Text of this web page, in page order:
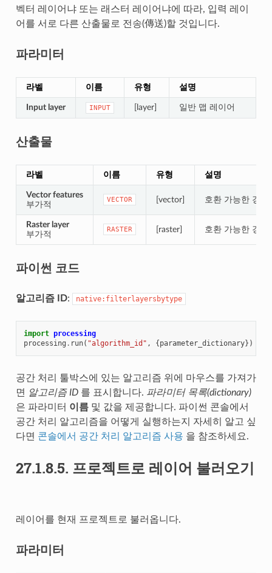
벡터 레이어냐 또는 래스터 레이어냐에 따라, 입력 레이
어를 서로 다른 산출물로 전송(傳送)할 것입니다.
파라미터
라벨 이름 유형 설명
Input layer INPUT [layer] 일반 맵 레이어
산출물
라벨 이름 유형 설명
Vector features
부가적
VECTOR [vector] 호환 가능한 경우
Raster layer
부가적
RASTER [raster] 호환 가능한 경우
파이썬 코드
알고리즘 ID: native:filterlayersbytype
import processing
processing . run( "algorithm_id" , {parameter_dictionary})
공간 처리 툴박스에 있는 알고리즘 위에 마우스를 가져가
면
알고리즘 ID를 표시합니다. 파라미터 목록(dictionary)
은 파라미터 이름및 값을 제공합니다. 파이썬 콘솔에서
공간 처리 알고리즘을 어떻게 실행하는지 자세히 알고 싶
다면 콘솔에서 공간 처리 알고리즘 사용 을 참조하세요.
27.1.8.5. 프로젝트로 레이어 불러오기
레이어를 현재 프로젝트로 불러옵니다.
파라미터